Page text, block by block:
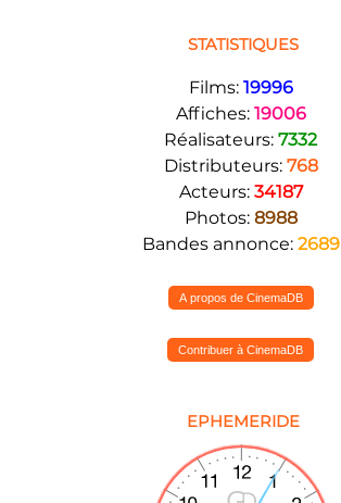
STATISTIQUES
Films: 19996
Affiches: 19006
Réalisateurs: 7332
Distributeurs: 768
Acteurs: 34187
Photos: 8988
Bandes annonce: 2689
A propos de CinemaDB
Contribuer à CinemaDB
EPHEMERIDE